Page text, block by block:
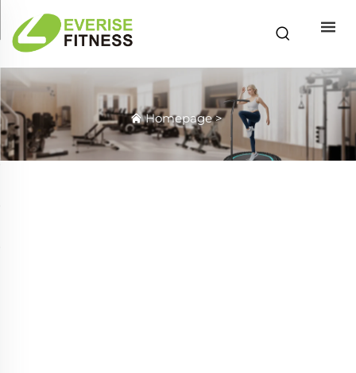
Homepage>